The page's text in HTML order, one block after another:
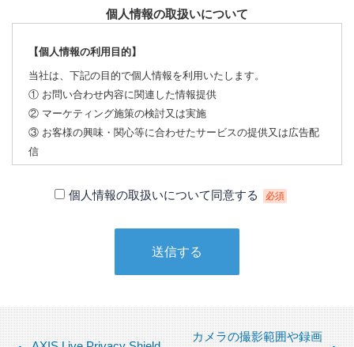
個人情報の取扱いについて
【個人情報の利用目的】
当社は、下記の目的で個人情報を利用いたします。
① お問い合わせ内容に関連した情報提供
② マーケティング施策の検討又は実施
③ お客様の興味・関心等に合わせたサービスの提供又は広告配
信
当社は、下記の場合を除いて個人情報を第三者に提供すること
（この場合においても、適切な社内手続を経て行います）
個人情報の取扱いについて同意する 必須
カメラの撮影範囲や録画